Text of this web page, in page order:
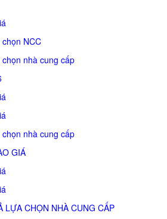
NCC
nhà cung cấp
nhà cung cấp
GIÁ
LỰA CHỌN NHÀ CUNG CẤP